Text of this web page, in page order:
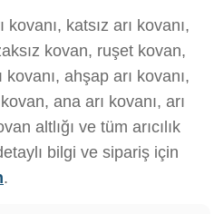
katsız arı kovanı,
kovan, ruşet kovan,
ahşap arı kovanı,
ana arı kovanı, arı
altlığı ve tüm arıcılık
bilgi ve sipariş için
.